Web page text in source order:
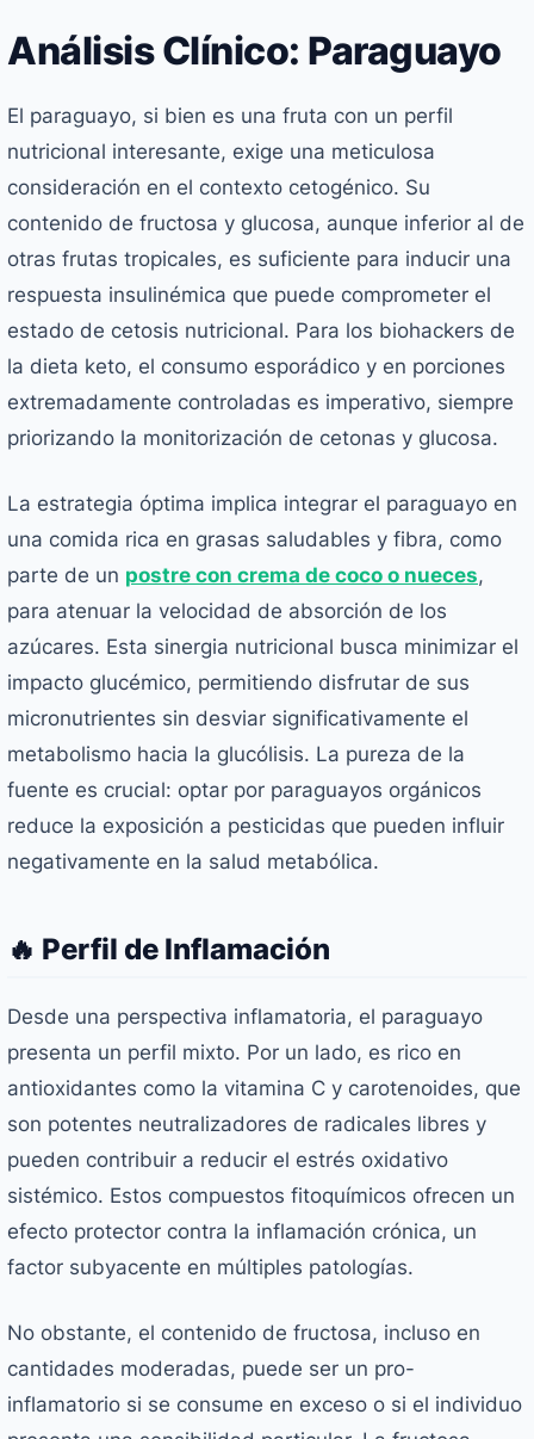
Análisis Clínico: Paraguayo
El paraguayo, si bien es una fruta con un perfil
nutricional interesante, exige una meticulosa
consideración en el contexto cetogénico. Su
contenido de fructosa y glucosa, aunque inferior al de
otras frutas tropicales, es suficiente para inducir una
respuesta insulinémica que puede comprometer el
estado de cetosis nutricional. Para los biohackers de
la dieta keto, el consumo esporádico y en porciones
extremadamente controladas es imperativo, siempre
priorizando la monitorización de cetonas y glucosa.
La estrategia óptima implica integrar el paraguayo en
una comida rica en grasas saludables y fibra, como
parte de un postre con crema de coco o nueces,
para atenuar la velocidad de absorción de los
azúcares. Esta sinergia nutricional busca minimizar el
impacto glucémico, permitiendo disfrutar de sus
micronutrientes sin desviar significativamente el
metabolismo hacia la glucólisis. La pureza de la
fuente es crucial: optar por paraguayos orgánicos
reduce la exposición a pesticidas que pueden influir
negativamente en la salud metabólica.
🔥 Perfil de Inflamación
Desde una perspectiva inflamatoria, el paraguayo
presenta un perfil mixto. Por un lado, es rico en
antioxidantes como la vitamina C y carotenoides, que
son potentes neutralizadores de radicales libres y
pueden contribuir a reducir el estrés oxidativo
sistémico. Estos compuestos fitoquímicos ofrecen un
efecto protector contra la inflamación crónica, un
factor subyacente en múltiples patologías.
No obstante, el contenido de fructosa, incluso en
cantidades moderadas, puede ser un pro-
inflamatorio si se consume en exceso o si el individuo